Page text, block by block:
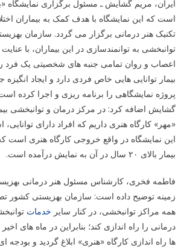
ایران، مریم گشایش ـ مسئول برگزاری نمایشگاه
است که این نمایشگاه با هدف کمک به بیماران
تکنیک هنر درمانی برگزار می گردد. سازمان
توانبخشی به توانمندسازی در این بیماران، با عنایت
اعصاب و روان تمامی جنبه های شخصیتی یک فرد
بیمار توانایی هایی خاص فردی دارد و ایجاد
پروژه نمایشگاهی را برنامه ریزی و اجرا کرده
گشایش اضافه کرد: در مرکز درمان و توانبخشی
«مهر» کارگاه هنری داریم که افراد دارای
بیمار بالای ۲۰ سال در آن به نمایش درآمده است.
فاطمه فخری، کارشناس مسئول هنر درمانی
زمینه توضیح داده است: سازمان بهزیستی کشور
همه مراکز توانبخشی، در کنار سایر خدمات
درمانی را راه اندازی کند؛ بنابراین در ماه های
ها راه اندازی کارگاه «هنری» ابلاغ گردید و بودجه